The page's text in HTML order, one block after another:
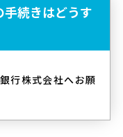
続きはどうす
行株式会社へお願